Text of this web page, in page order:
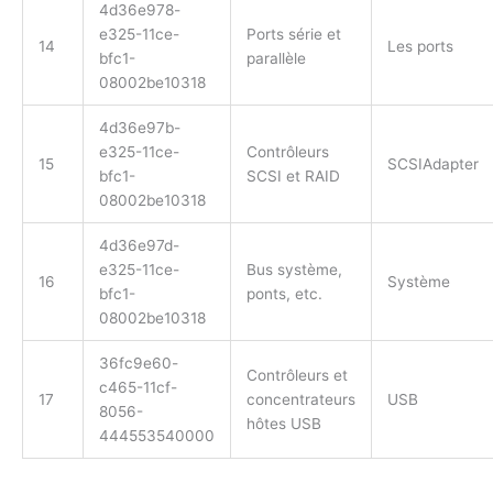
14
4d36e978-
e325-11ce-
bfc1-
08002be10318
Ports série et
parallèle
Les ports
15
4d36e97b-
e325-11ce-
bfc1-
08002be10318
Contrôleurs
SCSI et RAID
SCSIAdapter
16
4d36e97d-
e325-11ce-
bfc1-
08002be10318
Bus système,
ponts, etc.
Système
17
36fc9e60-
c465-11cf-
8056-
444553540000
Contrôleurs et
concentrateurs
hôtes USB
USB